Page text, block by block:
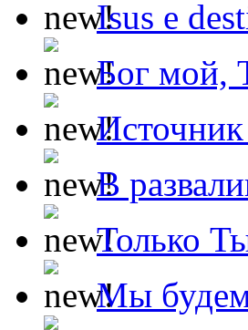
Isus e
Бог мой,
В
Только
Мы будем